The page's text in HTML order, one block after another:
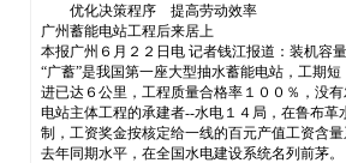
优化决策程序 提高劳动效率
广州蓄能电站工程后来居上
本报广州６月２２日电 记者钱江报道：装机容
“广蓄”是我国第一座大型抽水蓄能电站，工期
进已达６公里，工程质量合格率１００％，没有
电站主体工程的承建者--水电１４局，在鲁布
制，工资奖金按核定给一线的百元产值工资含
去年同期水平，在全国水电建设系统名列前茅。